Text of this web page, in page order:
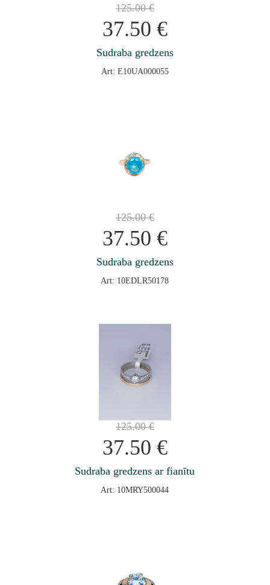
125.00€
37.50 €
Sudraba gredzens
Art: E10UA000055
125.00€
37.50 €
Sudraba gredzens
Art: 10EDLR50178
125.00€
37.50 €
Sudraba gredzens ar fianītu
Art: 10MRY500044